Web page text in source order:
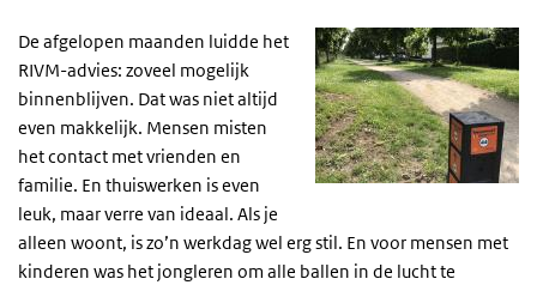
De afgelopen maanden luidde het
RIVM-advies: zoveel mogelijk
binnenblijven. Dat was niet altijd
even makkelijk. Mensen misten
het contact met vrienden en
familie. En thuiswerken is even
leuk, maar verre van ideaal. Als je
alleen woont, is zo’n werkdag wel erg stil. En voor mensen met
kinderen was het jongleren om alle ballen in de lucht te